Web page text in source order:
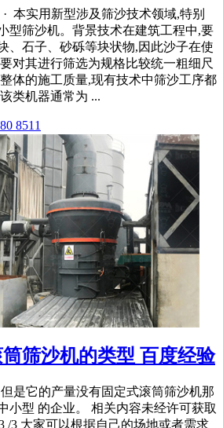
· 本实用新型涉及筛沙技术领域,特别
型筛沙机。背景技术在建筑工程中,要
、石子、砂砾等块状物,因此沙子在使
对其进行筛选为规格比较统一粗细尺
体的施工质量,现有技术中筛沙工序都
类机器通常为 ...
8511
筛沙机的类型 百度经验
是它的产量没有固定式滚筒筛沙机那
小型 的企业。 相关内容未经许可获取
/3 大家可以根据自己的场地或者需求